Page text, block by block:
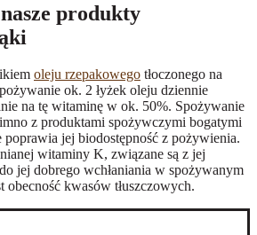
produkty
oleju rzepakowego tłoczonego na
ok. 2 łyżek oleju dziennie
na tę witaminę w ok. 50%. Spożywanie
z produktami spożywczymi bogatymi
jej biodostępność z pożywienia.
witaminy K, związane są z jej
jej dobrego wchłaniania w spożywanym
obecność kwasów tłuszczowych.